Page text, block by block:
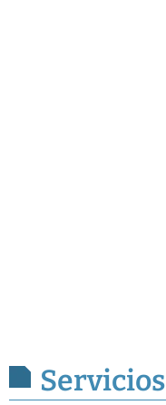
Servicios